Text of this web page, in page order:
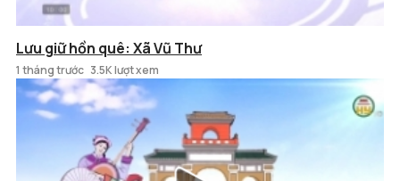
Lưu giữ hồn quê: Xã Vũ Thư
1 tháng trước 3.5K lượt xem